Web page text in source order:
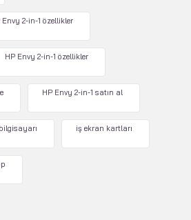
2-in-1 özellikler
HP Envy 2-in-1 özellikler
HP Envy 2-in-1 satın al
iş ekran kartları